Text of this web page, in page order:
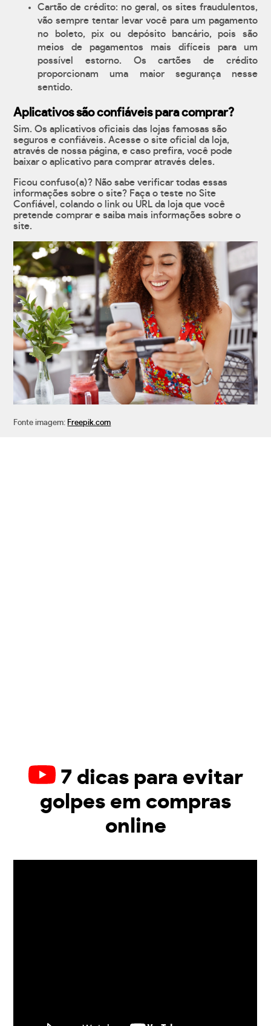
Cartão de crédito: no geral, os sites fraudulentos,
vão sempre tentar levar você para um pagamento
no boleto, pix ou depósito bancário, pois são
meios de pagamentos mais difíceis para um
possível estorno. Os cartões de crédito
proporcionam uma maior segurança nesse
sentido.
Aplicativos são confiáveis para comprar?
Sim. Os aplicativos oficiais das lojas famosas são
seguros e confiáveis. Acesse o site oficial da loja,
através de nossa página, e caso prefira, você pode
baixar o aplicativo para comprar através deles.
Ficou confuso(a)? Não sabe verificar todas essas
informações sobre o site? Faça o teste no Site
Confiável, colando o link ou URL da loja que você
pretende comprar e saiba mais informações sobre o
site.
Fonte imagem: Freepik.com
7 dicas para evitar
golpes em compras
online